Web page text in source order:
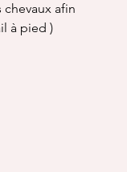
afin
à pied )